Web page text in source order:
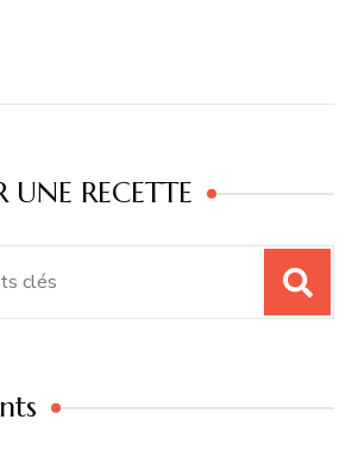
UNE RECETTE